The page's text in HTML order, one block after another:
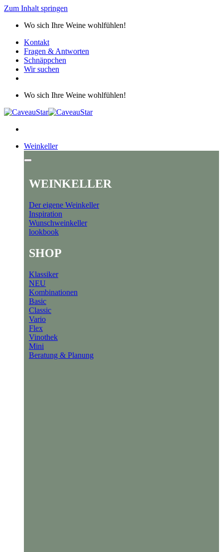
Zum Inhalt springen
Wo sich Ihre Weine wohlfühlen!
Kontakt
Fragen & Antworten
Schnäppchen
Wir suchen
Wo sich Ihre Weine wohlfühlen!
Weinkeller
WEINKELLER
Der eigene Weinkeller
Inspiration
Wunschweinkeller
lookbook
SHOP
Klassiker
NEU
Kombinationen
Basic
Classic
Vario
Flex
Vinothek
Mini
Beratung & Planung